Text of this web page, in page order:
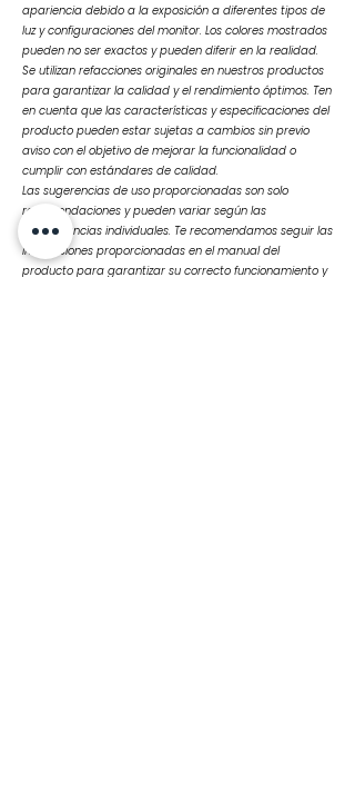
apariencia debido a la exposición a diferentes tipos de
luz y configuraciones del monitor. Los colores mostrados
pueden no ser exactos y pueden diferir en la realidad.
Se utilizan refacciones originales en nuestros productos
para garantizar la calidad y el rendimiento óptimos. Ten
en cuenta que las características y especificaciones del
producto pueden estar sujetas a cambios sin previo
aviso con el objetivo de mejorar la funcionalidad o
cumplir con estándares de calidad.
Las sugerencias de uso proporcionadas son solo
recomendaciones y pueden variar según las
circunstancias individuales. Te recomendamos seguir las
instrucciones proporcionadas en el manual del
producto para garantizar su correcto funcionamiento y